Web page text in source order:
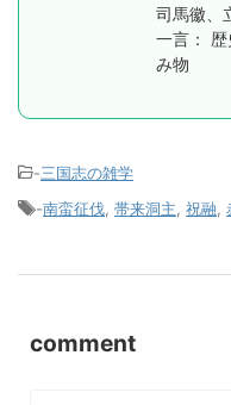
司馬徽、
一言：
み物
-三国志の雑学
-南蛮征伐 帯来洞主 祝融
comment